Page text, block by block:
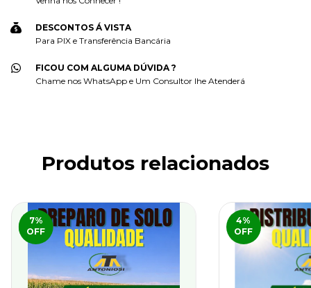
DESCONTOS Á VISTA
Para PIX e Transferência Bancária
FICOU COM ALGUMA DÚVIDA ?
Chame nos WhatsApp e Um Consultor lhe Atenderá
Produtos relacionados
7%
OFF
4%
OFF